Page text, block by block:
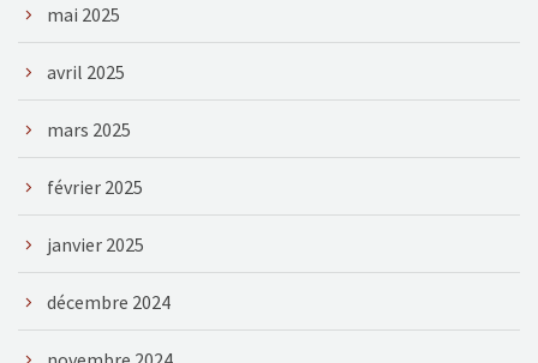
mai 2025
avril 2025
mars 2025
février 2025
janvier 2025
décembre 2024